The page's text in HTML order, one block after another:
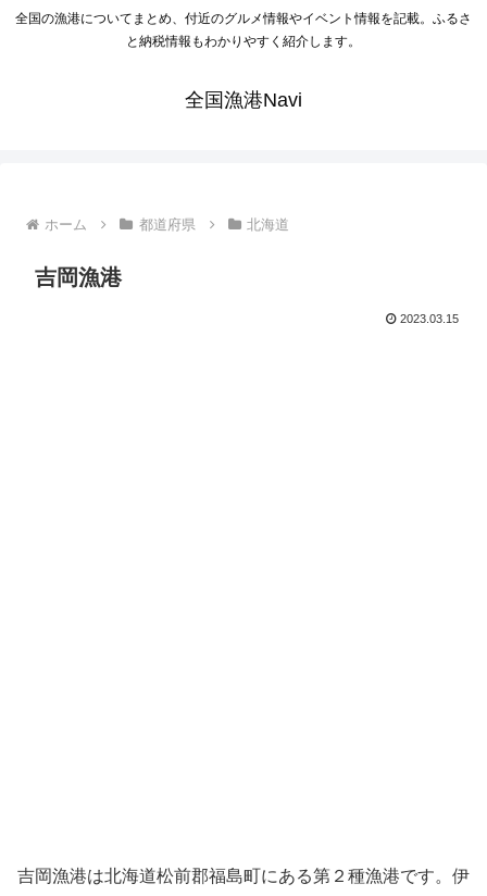
全国の漁港についてまとめ、付近のグルメ情報やイベント情報を記載。ふるさ
と納税情報もわかりやすく紹介します。
全国漁港Navi
ホーム 都道府県 北海道
吉岡漁港
2023.03.15
吉岡漁港は北海道松前郡福島町にある第２種漁港です。伊